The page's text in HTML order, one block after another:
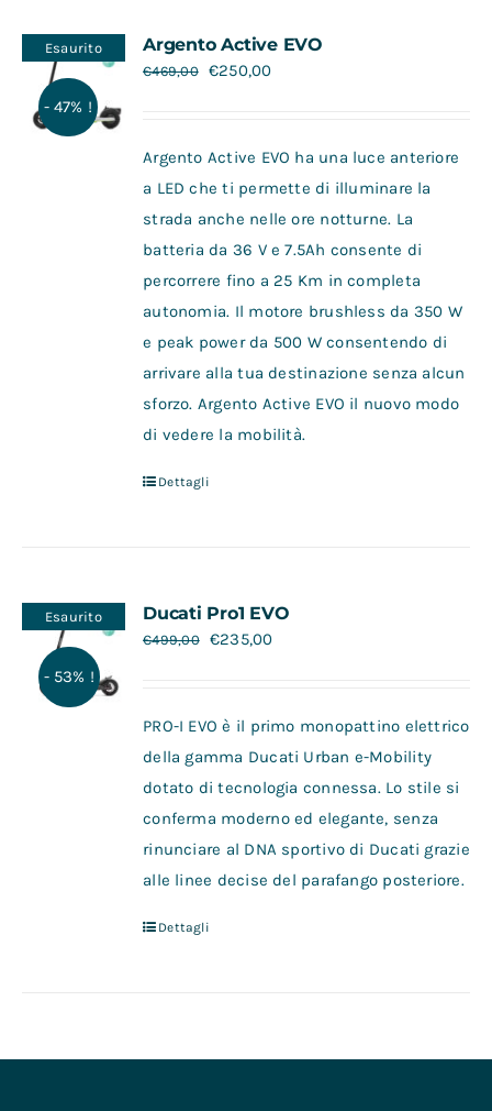
Esaurito
- 47% !
Argento Active EVO
€469,00 €250,00
Argento Active EVO ha una luce anteriore
a LED che ti permette di illuminare la
strada anche nelle ore notturne. La
batteria da 36 V e 7.5Ah consente di
percorrere fino a 25 Km in completa
autonomia. Il motore brushless da 350 W
e peak power da 500 W consentendo di
arrivare alla tua destinazione senza alcun
sforzo. Argento Active EVO il nuovo modo
di vedere la mobilità.
Dettagli
Esaurito
- 53% !
Ducati Pro1 EVO
€499,00 €235,00
PRO-I EVO è il primo monopattino elettrico
della gamma Ducati Urban e-Mobility
dotato di tecnologia connessa. Lo stile si
conferma moderno ed elegante, senza
rinunciare al DNA sportivo di Ducati grazie
alle linee decise del parafango posteriore.
Dettagli